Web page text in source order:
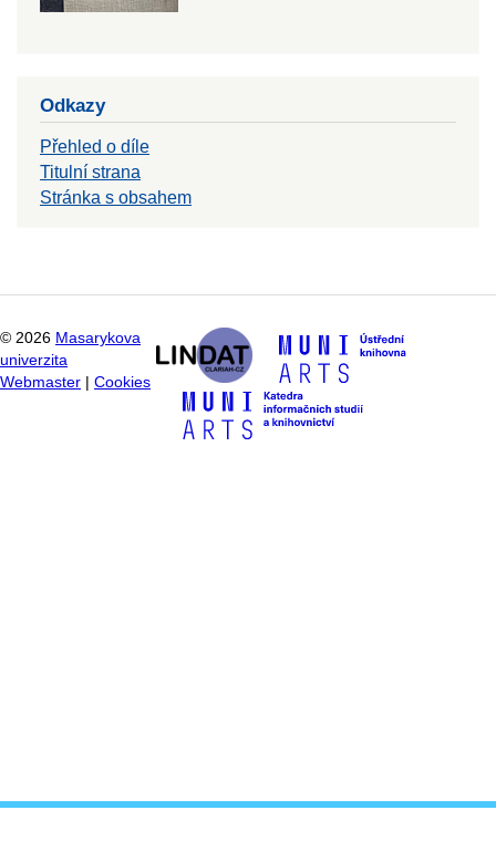
Odkazy
Přehled o díle
Titulní strana
Stránka s obsahem
© 2026 Masarykova
univerzita
Webmaster
Cookies